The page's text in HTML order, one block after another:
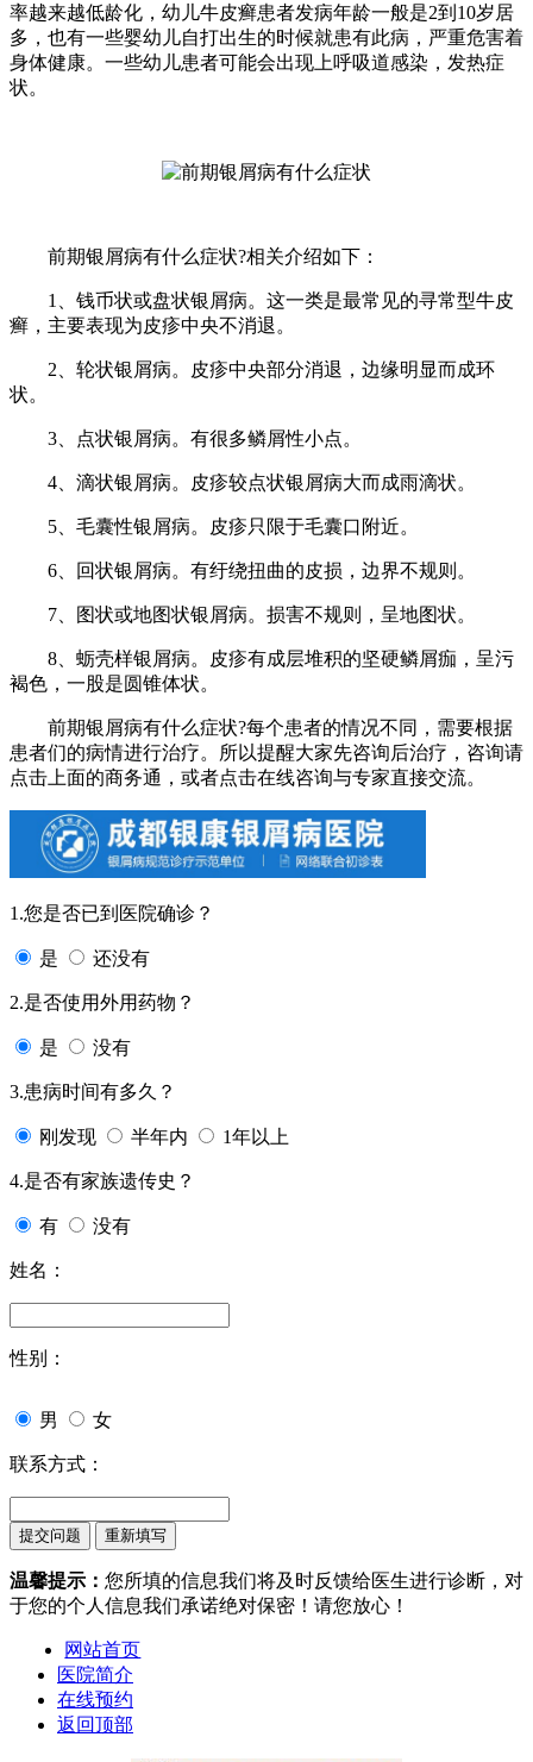
率越来越低龄化，幼儿牛皮癣患者发病年龄一般是2到10岁居
多，也有一些婴幼儿自打出生的时候就患有此病，严重危害着
身体健康。一些幼儿患者可能会出现上呼吸道感染，发热症
状。
前期银屑病有什么症状?相关介绍如下：
1、钱币状或盘状银屑病。这一类是最常见的寻常型牛皮
癣，主要表现为皮疹中央不消退。
2、轮状银屑病。皮疹中央部分消退，边缘明显而成环
状。
3、点状银屑病。有很多鳞屑性小点。
4、滴状银屑病。皮疹较点状银屑病大而成雨滴状。
5、毛囊性银屑病。皮疹只限于毛囊口附近。
6、回状银屑病。有纡绕扭曲的皮损，边界不规则。
7、图状或地图状银屑病。损害不规则，呈地图状。
8、蛎壳样银屑病。皮疹有成层堆积的坚硬鳞屑痂，呈污
褐色，一股是圆锥体状。
前期银屑病有什么症状?每个患者的情况不同，需要根据
患者们的病情进行治疗。所以提醒大家先咨询后治疗，咨询请
点击上面的商务通，或者点击在线咨询与专家直接交流。
1.您是否已到医院确诊？
是 还没有
2.是否使用外用药物？
是 没有
3.患病时间有多久？
刚发现 半年内 1年以上
4.是否有家族遗传史？
有 没有
姓名：
性别：
男 女
联系方式：
温馨提示： 您所填的信息我们将及时反馈给医生进行诊断，对
于您的个人信息我们承诺绝对保密！请您放心！
网站首页
医院简介
在线预约
返回顶部